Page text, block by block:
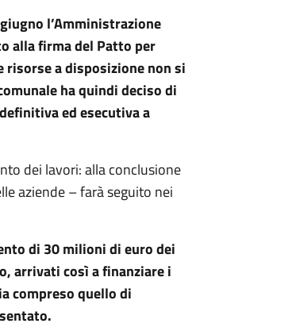
l’Amministrazione
alla firma del Patto per
risorse a disposizione non si
ha quindi deciso di
ed esecutiva a
dei lavori: alla conclusione
aziende – farà seguito nei
di 30 milioni di euro dei
arrivati così a finanziare i
compreso quello di